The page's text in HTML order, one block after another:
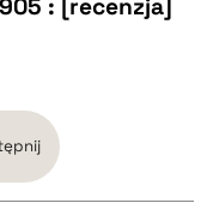
: [recenzja]